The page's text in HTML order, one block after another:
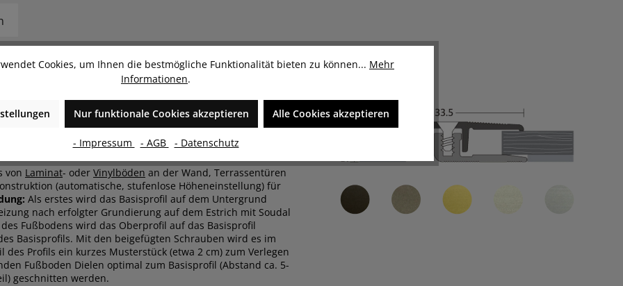
von unterschiedlich starken Laminat
- und
Das technisch innovative Profilsystem steht in
und Treppenwinkel zur Verfügung und
Höhenverstellbar. Bei unserer neuesten
Anpassung ein Höhenausgleich von bis zu 4
von Laminat- oder Vinylböden an der Wand, Terrassentüren
(automatische, stufenlose Höheneinstellung) für
Als erstes wird das Basisprofil auf dem Untergrund
nach erfolgter Grundierung auf dem Estrich mit Soudal
Fußbodens wird das Oberprofil auf das Basisprofil
Basisprofils. Mit den beigefügten Schrauben wird es im
des Profils ein kurzes Musterstück (etwa 2 cm) zum Verlegen
Fußboden Dielen optimal zum Basisprofil (Abstand ca. 5-
geschnitten werden.
Cookies, um Ihnen die bestmögliche Funktionalität bieten zu können... Mehr
Informationen.
Nur funktionale Cookies akzeptieren Alle Cookies akzeptieren
- Impressum - AGB - Datenschutz